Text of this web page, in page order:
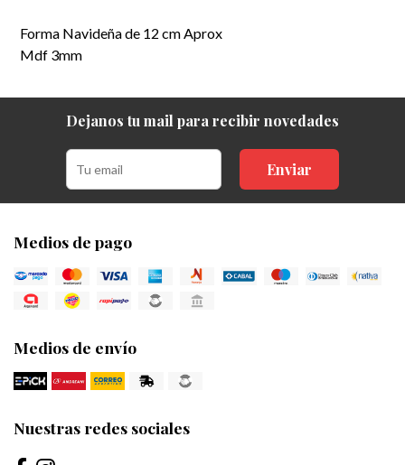
Forma Navideña de 12 cm Aprox
Mdf 3mm
Dejanos tu mail para recibir novedades
Enviar
Medios de pago
Medios de envío
Nuestras redes sociales